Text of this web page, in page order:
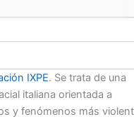
IXPE. Se trata de una
italiana orientada a
y fenómenos más